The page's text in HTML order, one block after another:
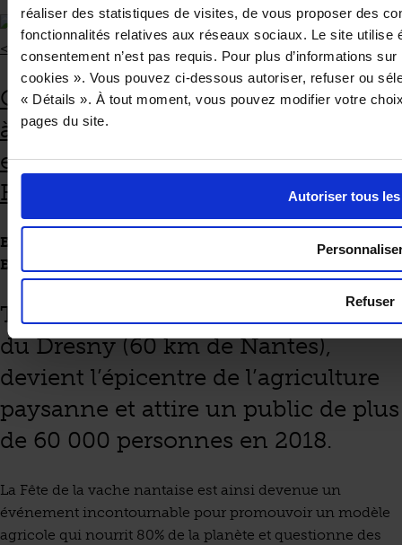
réaliser des statistiques de visites, de vous proposer des
fonctionnalités relatives aux réseaux sociaux. Le site utilise
consentement n’est pas requis. Pour plus d’informations
cookies ». Vous pouvez ci-dessous autoriser, refuser ou
« Détails ». À tout moment, vous pouvez modifier votre
pages du site.
Autoriser tous
Refuser
Carte blanche
à la Fête de la vache nantaise
et à l’alliance des cuisiniers Slow
Food
EN ASSOCIATION AVEC L’UNIVERSITÉ DES SCIENCES
ET DES PRATIQUES GASTRONOMIQUES
Tous les quatre ans, le petit bourg
du Dresny (60 km de Nantes),
devient l’épicentre de l’agriculture
paysanne et attire un public de plus
de 60 000 personnes en 2018.
La Fête de la vache nantaise est ainsi devenue un
événement incontournable pour promouvoir un modèle
agricole qui nourrit 80% de la planète et questionne des